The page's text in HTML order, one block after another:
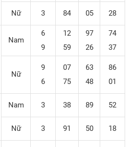
Nữ 3 84 05 28
Nam
6
9
12
59
97
26
74
37
Nữ
9
6
07
75
63
48
86
01
Nam 3 38 89 52
Nữ 3 91 50 18